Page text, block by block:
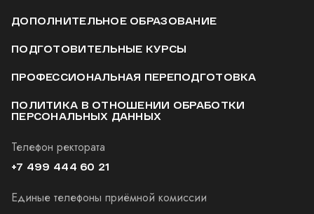
ДОПОЛНИТЕЛЬНОЕ ОБРАЗОВАНИЕ
ПОДГОТОВИТЕЛЬНЫЕ КУРСЫ
ПРОФЕССИОНАЛЬНАЯ ПЕРЕПОДГОТОВКА
ПОЛИТИКА В ОТНОШЕНИИ ОБРАБОТКИ
ПЕРСОНАЛЬНЫХ ДАННЫХ
Телефон ректората
+7 499 444 60 21
Единые телефоны приёмной комиссии